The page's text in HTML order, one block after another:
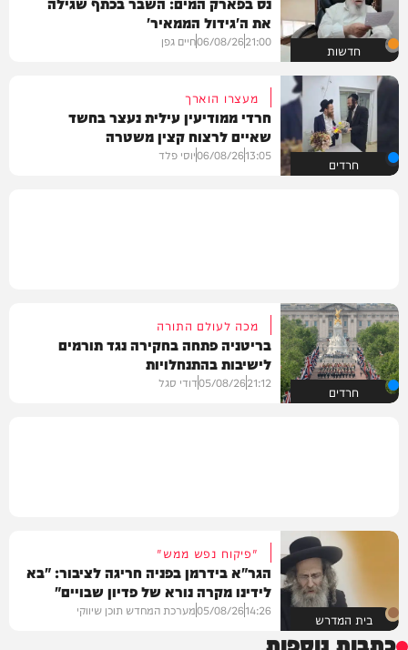
חדשות
את ה'גידול הממאיר'
21:00
06/08/26חיים גפן
חרדים
מעצרו הוארך
חרדי ממודיעין עילית נעצר בחשד
שאיים לרצוח קצין משטרה
13:05
06/08/26יוסי פלד
חרדים
מכה לעולם התורה
בריטניה פתחה בחקירה נגד תורמים
לישיבות בהתנחלויות
21:12
05/08/26דודי סגל
בית המדרש
"פיקוח נפש ממש"
הגר"א בידרמן בפניה חריגה לציבור: "בא
לידינו מקרה נורא של פדיון שבויים"
14:26
05/08/26מערכת המחדש תוכן שיווקי
כתבות נוספות